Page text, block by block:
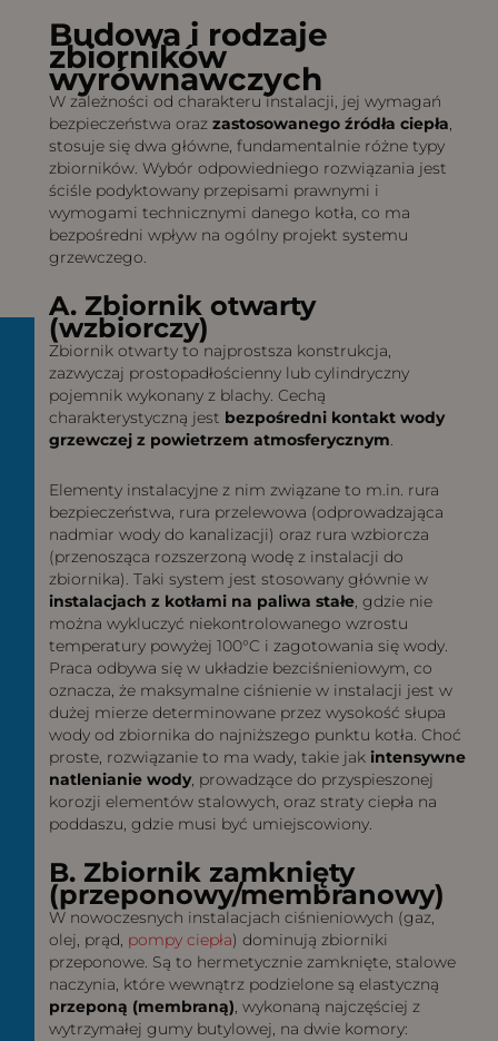
Budowa i rodzaje
zbiorników
wyrównawczych
W zależności od charakteru instalacji, jej wymagań
bezpieczeństwa oraz zastosowanego źródła ciepła,
stosuje się dwa główne, fundamentalnie różne typy
zbiorników. Wybór odpowiedniego rozwiązania jest
ściśle podyktowany przepisami prawnymi i
wymogami technicznymi danego kotła, co ma
bezpośredni wpływ na ogólny projekt systemu
grzewczego.
A. Zbiornik otwarty
(wzbiorczy)
Zbiornik otwarty to najprostsza konstrukcja,
zazwyczaj prostopadłościenny lub cylindryczny
pojemnik wykonany z blachy. Cechą
charakterystyczną jest bezpośredni kontakt wody
grzewczej z powietrzem atmosferycznym.
Elementy instalacyjne z nim związane to m.in. rura
bezpieczeństwa, rura przelewowa (odprowadzająca
nadmiar wody do kanalizacji) oraz rura wzbiorcza
(przenosząca rozszerzoną wodę z instalacji do
zbiornika). Taki system jest stosowany głównie w
instalacjach z kotłami na paliwa stałe, gdzie nie
można wykluczyć niekontrolowanego wzrostu
temperatury powyżej 100°C i zagotowania się wody.
Praca odbywa się w układzie bezciśnieniowym, co
oznacza, że maksymalne ciśnienie w instalacji jest w
dużej mierze determinowane przez wysokość słupa
wody od zbiornika do najniższego punktu kotła. Choć
proste, rozwiązanie to ma wady, takie jak intensywne
natlenianie wody, prowadzące do przyspieszonej
korozji elementów stalowych, oraz straty ciepła na
poddaszu, gdzie musi być umiejscowiony.
B. Zbiornik zamknięty
(przeponowy/membranowy)
W nowoczesnych instalacjach ciśnieniowych (gaz,
olej, prąd, pompy ciepła) dominują zbiorniki
przeponowe. Są to hermetycznie zamknięte, stalowe
naczynia, które wewnątrz podzielone są elastyczną
przeponą (membraną), wykonaną najczęściej z
wytrzymałej gumy butylowej, na dwie komory: